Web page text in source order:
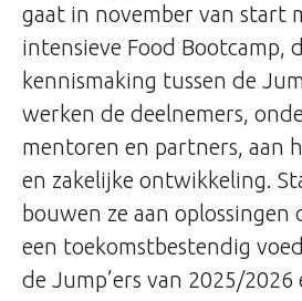
gaat in november van start
intensieve Food Bootcamp,
kennismaking tussen de
werken de deelnemers,
mentoren en partners, aan
en zakelijke ontwikkeling.
bouwen ze aan oplossingen
een toekomstbestendig
de Jump’ers van 2025/